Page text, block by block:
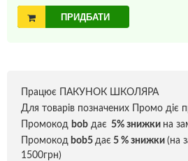
ПРИДБАТИ
Працює ПАКУНОК ШКОЛЯРА
Для товарів позначених Промо діє
Промокод bob дає 5% знижки на
Промокод bob5 дає 5 % знижки (на
1500грн)